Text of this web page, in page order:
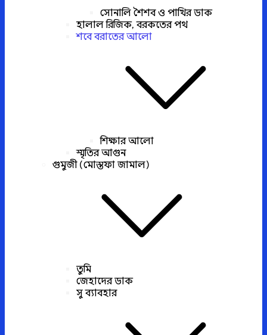
সোনালি শৈশব ও পাখির ডাক
হালাল রিজিক, বরকতের পথ
শবে বরাতের আলো
শিক্ষার আলো
স্মৃতির আগুন
গুমুজী (মোস্তফা জামাল)
তুমি
জেহাদের ডাক
সু ব্যাবহার